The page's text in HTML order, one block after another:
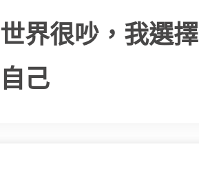
世界很吵，我選
自己